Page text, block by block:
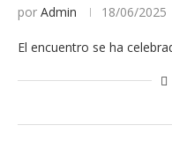
por Admin 18/06/2025
El encuentro se ha